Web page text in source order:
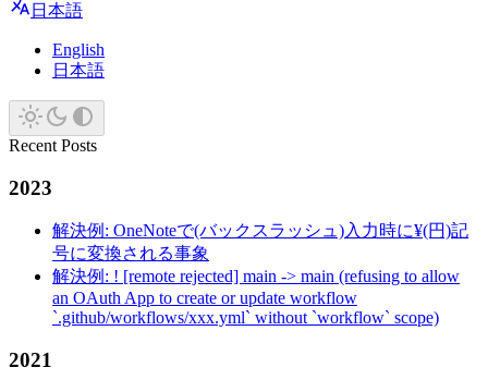
日本語
English
日本語
Recent Posts
2023
解決例: OneNoteで(バックスラッシュ)入力時に¥(円)記
号に変換される事象
解決例: ! [remote rejected] main -> main (refusing to allow
an OAuth App to create or update workflow
`.github/workflows/xxx.yml` without `workflow` scope)
2021